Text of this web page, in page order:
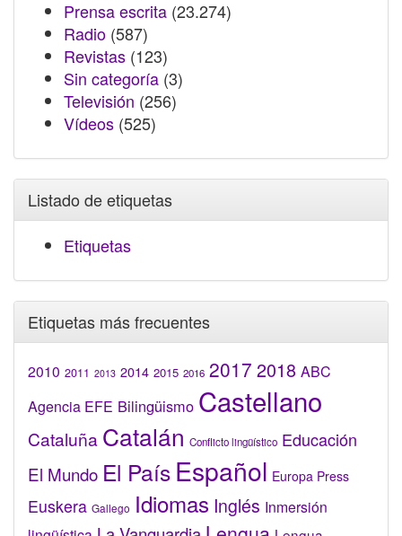
Prensa escrita (23.274)
Radio (587)
Revistas (123)
Sin categoría (3)
Televisión (256)
Vídeos (525)
Listado de etiquetas
Etiquetas
Etiquetas más frecuentes
2010 2011 2013 2014 2015 2016 2017 2018 ABC
Agencia EFE Bilingüismo Castellano
Cataluña Catalán Conflicto lingüístico Educación
El Mundo El País Español Europa Press
Euskera Gallego Idiomas Inglés Inmersión